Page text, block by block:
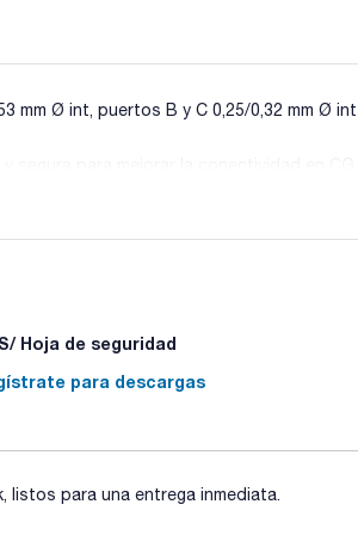
mm Ø int, puertos B y C 0,25/0,32 mm Ø int
sin fugas y estable.
a su sistema sin afectar al
Vespel. Las férrulas de metal SilTite
Hoja de seguridad
para descargas
para una entrega inmediata.